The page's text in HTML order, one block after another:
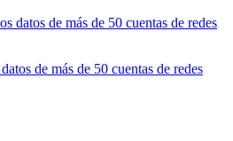
de más de 50 cuentas de redes